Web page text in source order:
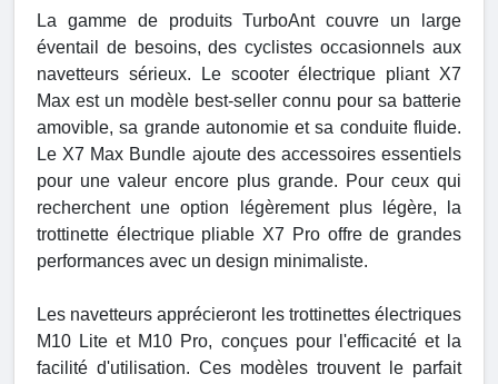
La gamme de produits TurboAnt couvre un large
éventail de besoins, des cyclistes occasionnels aux
navetteurs sérieux. Le scooter électrique pliant X7
Max est un modèle best-seller connu pour sa batterie
amovible, sa grande autonomie et sa conduite fluide.
Le X7 Max Bundle ajoute des accessoires essentiels
pour une valeur encore plus grande. Pour ceux qui
recherchent une option légèrement plus légère, la
trottinette électrique pliable X7 Pro offre de grandes
performances avec un design minimaliste.
Les navetteurs apprécieront les trottinettes électriques
M10 Lite et M10 Pro, conçues pour l'efficacité et la
facilité d'utilisation. Ces modèles trouvent le parfait